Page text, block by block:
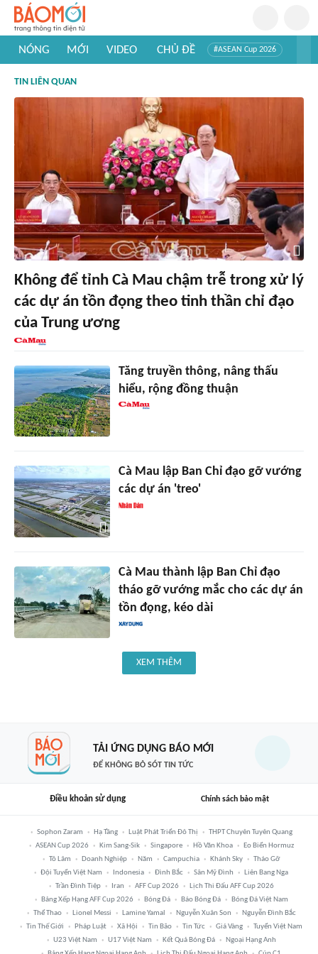
NÓNG MỚI VIDEO CHỦ ĐỀ #ASEAN Cup 2026
#Khám phá thế giới
TIN LIÊN QUAN
Không để tỉnh Cà Mau chậm trễ trong xử lý
các dự án tồn đọng theo tinh thần chỉ đạo
của Trung ương
Tăng truyền thông, nâng thấu
hiểu, rộng đồng thuận
Cà Mau lập Ban Chỉ đạo gỡ vướng
các dự án 'treo'
Cà Mau thành lập Ban Chỉ đạo
tháo gỡ vướng mắc cho các dự án
tồn đọng, kéo dài
XEM THÊM
TẢI ỨNG DỤNG BÁO MỚI
ĐỂ KHÔNG BỎ SÓT TIN TỨC
Điều khoản sử dụng Chính sách bảo mật
Sophon Zaram Hạ Tầng Luật Phát Triển Đô Thị
THPT Chuyên Tuyên Quang
ASEAN Cup 2026
Kim Sang-Sik Singapore Hồ Văn Khoa
Eo Biển Hormuz
Tô Lâm
Doanh Nghiệp Năm Campuchia Khánh Sky
Tháo Gỡ
Đội Tuyển Việt Nam
Indonesia Đình Bắc Sân Mỹ Đình
Liên Bang Nga
Trần Đình Tiệp
Iran AFF Cup 2026
Lịch Thi Đấu AFF Cup 2026
Bảng Xếp Hạng AFF Cup 2026
Bóng Đá Báo Bóng Đá
Bóng Đá Việt Nam
Thể Thao
Lionel Messi Lamine Yamal Nguyễn Xuân Son
Nguyễn Đình Bắc
Tin Thế Giới
Pháp Luật Xã Hội Tin Bão Tin Tức Giá Vàng
Tuyển Việt Nam
U23 Việt Nam
U17 Việt Nam Kết Quả Bóng Đá
Ngoại Hạng Anh